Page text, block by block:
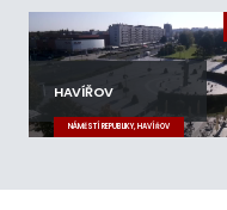
HAVÍŘOV
NÁMĚSTÍ REPUBLIKY, HAVÍŘOV